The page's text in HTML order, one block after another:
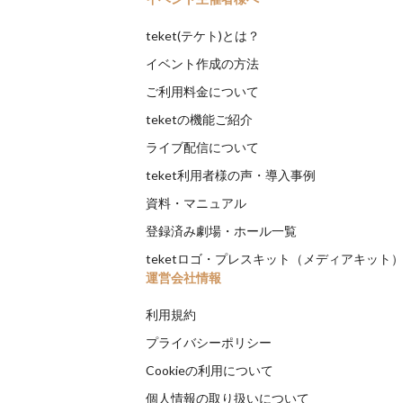
teket(テケト)とは？
イベント作成の方法
ご利用料金について
teketの機能ご紹介
ライブ配信について
teket利用者様の声・導入事例
資料・マニュアル
登録済み劇場・ホール一覧
teketロゴ・プレスキット（メディアキット）
運営会社情報
利用規約
プライバシーポリシー
Cookieの利用について
個人情報の取り扱いについて